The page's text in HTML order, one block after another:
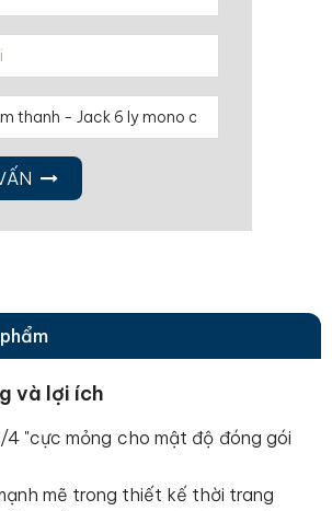
và lợi ích
4 "cực mỏng cho mật độ đóng gói
mẽ trong thiết kế thời trang